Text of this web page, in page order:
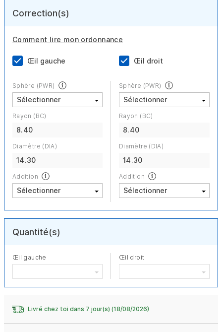
Correction(s)
Comment lire mon ordonnance
Œil gauche Œil droit
Sphère (PWR)
Rayon (BC)
8.40
Diamètre (DIA)
14.30
Addition
Sphère (PWR)
Rayon (BC)
8.40
Diamètre (DIA)
14.30
Addition
Quantité(s)
Œil gauche Œil droit
Livré chez toi dans 7 jour(s) (18/08/2026)